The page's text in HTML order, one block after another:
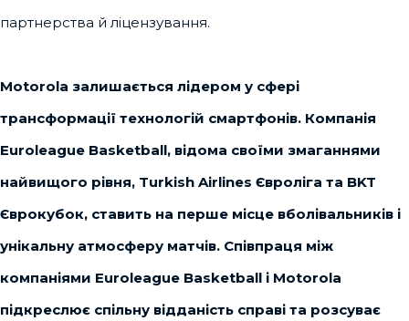
партнерства й ліцензування.
Motorola залишається лідером у сфері
трансформації технологій смартфонів. Компанія
Euroleague Basketball, відома своїми змаганнями
найвищого рівня, Turkish Airlines Євроліга та BKT
Єврокубок, ставить на перше місце вболівальників і
унікальну атмосферу матчів. Співпраця між
компаніями Euroleague Basketball і Motorola
підкреслює спільну відданість справі та розсуває